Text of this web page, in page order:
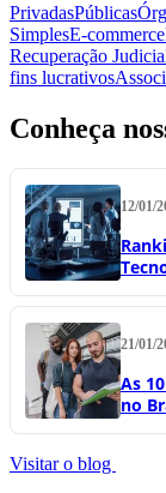
PrivadasPúblicas
SimplesE-commerce
Recuperação
fins lucrativos
Conheça
12/01/
21/01/
As
no
Visitar o blog